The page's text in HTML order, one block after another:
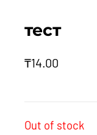
тест
₸14.00
Out of stock